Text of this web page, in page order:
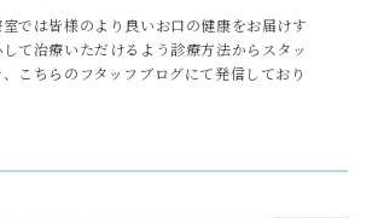
では皆様のより良いお口の健康をお届けす
て治療いただけるよう診療方法からスタッ
こちらのフタッフブログにて発信しており